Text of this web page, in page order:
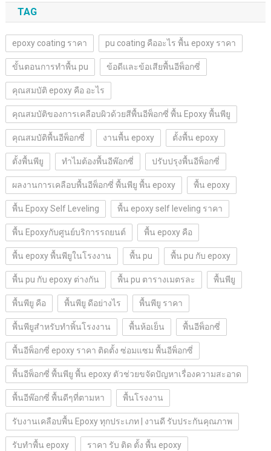
TAG
epoxy coating ราคา pu coating คืออะไร พื้น epoxy ราคา
ขั้นตอนการทำพื้น pu ข้อดีและข้อเสียพื้นอีพ็อกซี่
คุณสมบัติ epoxy คือ อะไร
คุณสมบัติของการเคลือบผิวด้วยสีพื้นอีพ็อกซี่ พื้น Epoxy พื้นพียู
คุณสมบัติพื้นอีพ็อกซี่ งานพื้น epoxy ตั้งพื้น epoxy
ตั้งพื้นพียู ทำไมต้องพื้นอีพ๊อกซี่ ปรับปรุงพื้นอีพ็อกซี่
ผลงานการเคลือบพื้นอีพ็อกซี่ พื้นพียู พื้น epoxy พื้น epoxy
พื้น Epoxy Self Leveling พื้น epoxy self leveling ราคา
พื้น Epoxyกับศูนย์บริการรถยนต์ พื้น epoxy คือ
พื้น epoxy พื้นพียูในโรงงาน พื้น pu พื้น pu กับ epoxy
พื้น pu กับ epoxy ต่างกัน พื้น pu ตารางเมตรละ พื้นพียู
พื้นพียู คือ พื้นพียู ดีอย่างไร พื้นพียู ราคา
พื้นพียูสำหรับทำพิ้นโรงงาน พื้นห้อเย็น พื้นอีพ็อกซี่
พื้นอีพ็อกซี่ epoxy ราคา ติดตั้ง ซ่อมแซม พื้นอีพ็อกซี่
พื้นอีพ็อกซี่ พื้นพียู พื้น epoxy ตัวช่วยขจัดปัญหาเรื่องความสะอาด
พื้นอีพ๊อกซี่ พื้นดีๆที่ตามหา พื้นโรงงาน
รับงานเคลือบพื้น Epoxy ทุกประเภท | งานดี รับประกันคุณภาพ
รับทำพื้น epoxy ราคา รับ ติด ตั้ง พื้น epoxy